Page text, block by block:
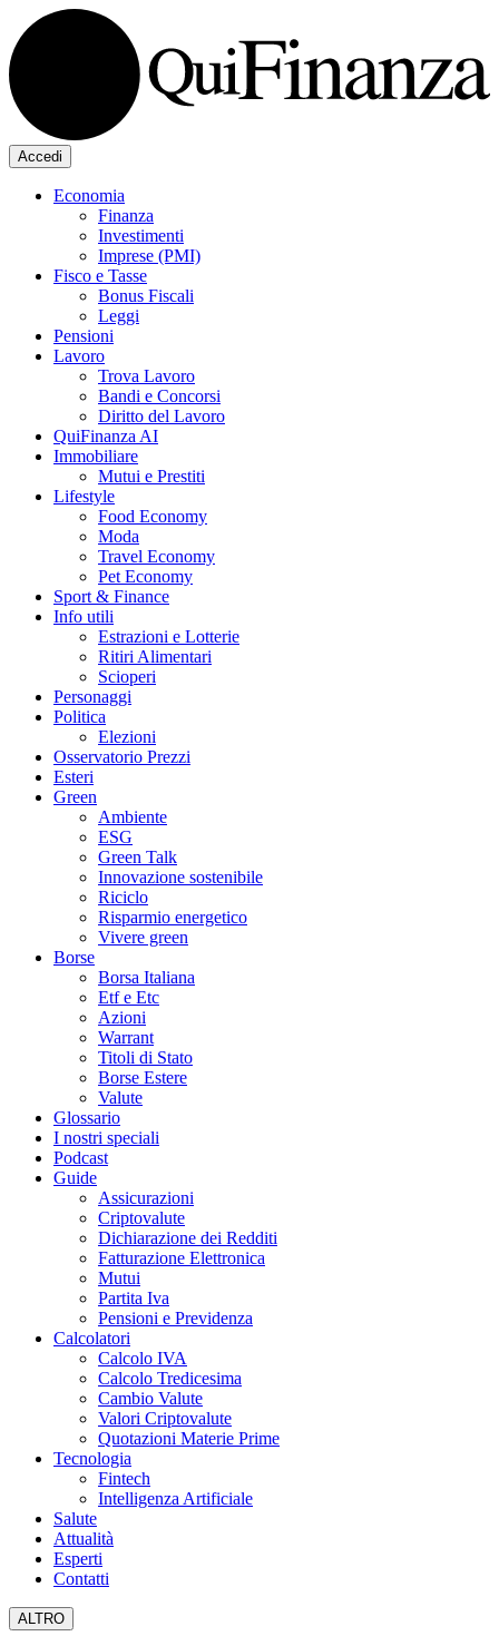
Accedi
Economia
Finanza
Investimenti
Imprese (PMI)
Fisco e Tasse
Bonus Fiscali
Leggi
Pensioni
Lavoro
Trova Lavoro
Bandi e Concorsi
Diritto del Lavoro
QuiFinanza AI
Immobiliare
Mutui e Prestiti
Lifestyle
Food Economy
Moda
Travel Economy
Pet Economy
Sport & Finance
Info utili
Estrazioni e Lotterie
Ritiri Alimentari
Scioperi
Personaggi
Politica
Elezioni
Osservatorio Prezzi
Esteri
Green
Ambiente
ESG
Green Talk
Innovazione sostenibile
Riciclo
Risparmio energetico
Vivere green
Borse
Borsa Italiana
Etf e Etc
Azioni
Warrant
Titoli di Stato
Borse Estere
Valute
Glossario
I nostri speciali
Podcast
Guide
Assicurazioni
Criptovalute
Dichiarazione dei Redditi
Fatturazione Elettronica
Mutui
Partita Iva
Pensioni e Previdenza
Calcolatori
Calcolo IVA
Calcolo Tredicesima
Cambio Valute
Valori Criptovalute
Quotazioni Materie Prime
Tecnologia
Fintech
Intelligenza Artificiale
Salute
Attualità
Esperti
Contatti
ALTRO